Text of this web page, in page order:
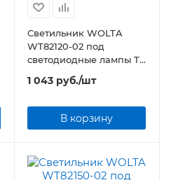
Светильник WOLTA
WT82120-02 под
светодиодные лампы T8
1 043руб./шт
В корзину